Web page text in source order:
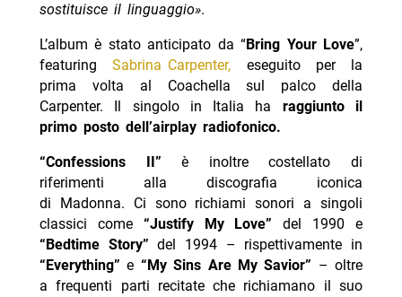
sostituisce il linguaggio».
L’album è stato anticipato da “Bring Your Love”,
featuringSabrina Carpenter, eseguito per la
prima volta al Coachella sul palco della
Carpenter. Il singolo in Italia ha raggiunto il
primo posto dell’airplay radiofonico.
“Confessions II” è inoltre costellato di
riferimenti alla discografia iconica
di Madonna. Ci sono richiami sonori a singoli
classici come “Justify My Love”del 1990 e
“Bedtime Story” del 1994 – rispettivamente in
“Everything” e “My Sins Are My Savior” – oltre
a frequenti parti recitate che richiamano il suo